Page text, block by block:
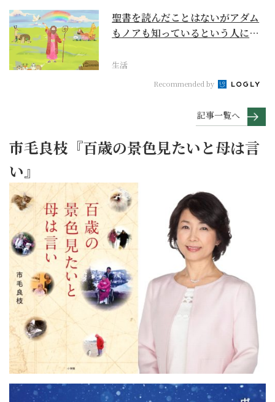
聖書を読んだことはないがアダム
もノアも知っているという人に
生活
Recommended by
記事一覧へ
市毛良枝『百歳の景色見たいと母は言
い』